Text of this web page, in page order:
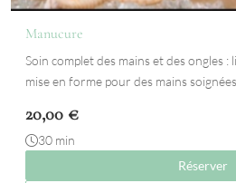
Manucure
Soin complet des mains et des ongles :
mise en forme pour des mains
20,00 €
30 min
Réserver